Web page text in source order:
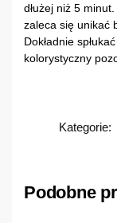
dłużej niż 5
zaleca się unikać
Dokładnie
kolorystyczny
Kategorie:
Podobne